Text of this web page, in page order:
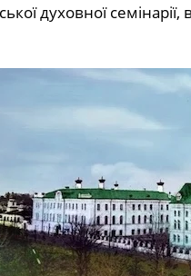
духовної